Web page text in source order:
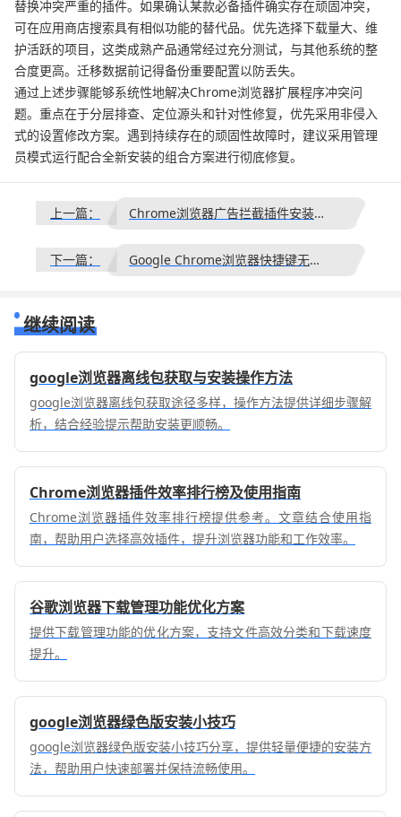
替换冲突严重的插件。如果确认某款必备插件确实存在顽固冲突，
可在应用商店搜索具有相似功能的替代品。优先选择下载量大、维
护活跃的项目，这类成熟产品通常经过充分测试，与其他系统的整
合度更高。迁移数据前记得备份重要配置以防丢失。
通过上述步骤能够系统性地解决Chrome浏览器扩展程序冲突问
题。重点在于分层排查、定位源头和针对性修复，优先采用非侵入
式的设置修改方案。遇到持续存在的顽固性故障时，建议采用管理
员模式运行配合全新安装的组合方案进行彻底修复。
上一篇： Chrome浏览器广告拦截插件安装使用详解
下一篇： Google Chrome浏览器快捷键无法使用的输入法冲突排查
继续阅读
google浏览器离线包获取与安装操作方法
google浏览器离线包获取途径多样，操作方法提供详细步骤解
析，结合经验提示帮助安装更顺畅。
Chrome浏览器插件效率排行榜及使用指南
Chrome浏览器插件效率排行榜提供参考。文章结合使用指
南，帮助用户选择高效插件，提升浏览器功能和工作效率。
谷歌浏览器下载管理功能优化方案
提供下载管理功能的优化方案，支持文件高效分类和下载速度
提升。
google浏览器绿色版安装小技巧
google浏览器绿色版安装小技巧分享，提供轻量便捷的安装方
法，帮助用户快速部署并保持流畅使用。